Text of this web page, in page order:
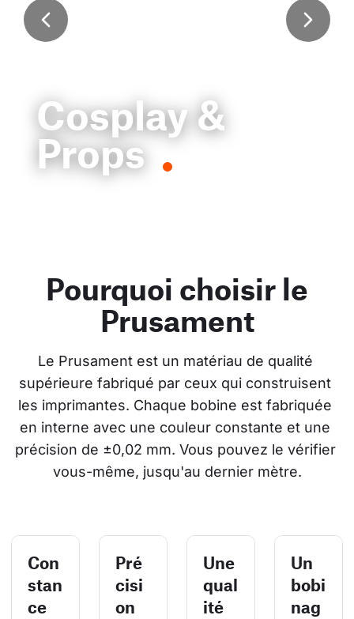
Cosplay &
Props
Pourquoi choisir le
Prusament
Le Prusament est un matériau de qualité
supérieure fabriqué par ceux qui construisent
les imprimantes. Chaque bobine est fabriquée
en interne avec une couleur constante et une
précision de ±0,02 mm. Vous pouvez le vérifier
vous-même, jusqu'au dernier mètre.
Con
stan
ce
Pré
cisi
on
Une
qual
ité
Un
bobi
nag